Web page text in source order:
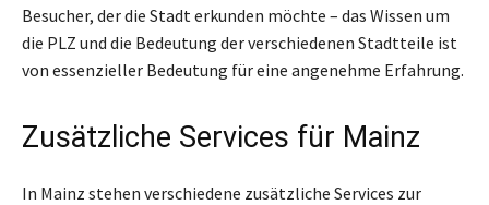
Besucher, der die Stadt erkunden möchte – das Wissen um
die PLZ und die Bedeutung der verschiedenen Stadtteile ist
von essenzieller Bedeutung für eine angenehme Erfahrung.
Zusätzliche Services für Mainz
In Mainz stehen verschiedene zusätzliche Services zur